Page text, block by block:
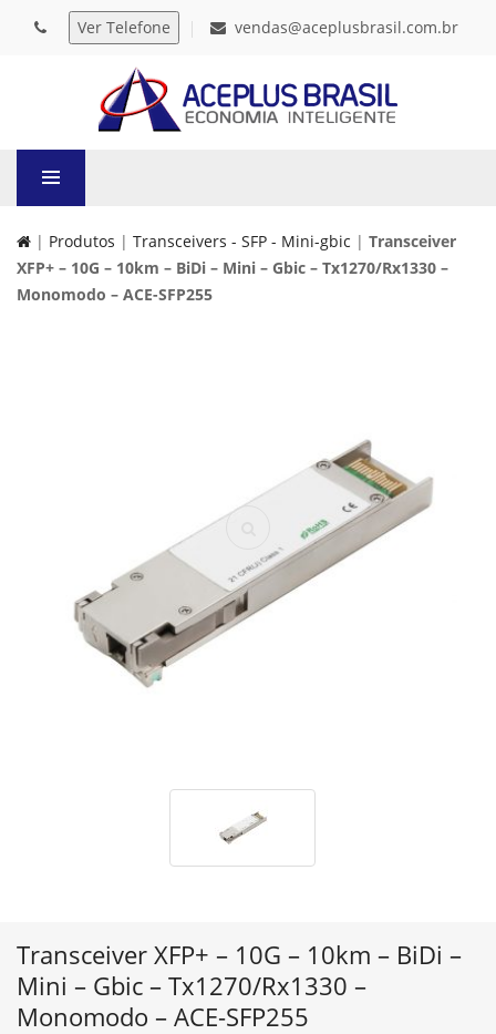
vendas@aceplusbrasil.com.br
| Produtos | Transceivers - SFP - Mini-gbic | Transceiver
XFP+ – 10G – 10km – BiDi – Mini – Gbic – Tx1270/Rx1330 –
Monomodo – ACE-SFP255
Transceiver XFP+ – 10G – 10km – BiDi –
Mini – Gbic – Tx1270/Rx1330 –
Monomodo – ACE-SFP255